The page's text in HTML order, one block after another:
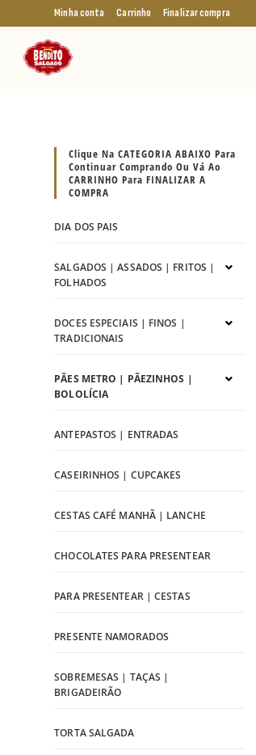
Minha conta Carrinho Finalizar compra
Clique Na CATEGORIA ABAIXO Para
Continuar Comprando Ou Vá Ao
CARRINHO Para FINALIZAR A
COMPRA
DIA DOS PAIS
SALGADOS | ASSADOS | FRITOS |
FOLHADOS
DOCES ESPECIAIS | FINOS |
TRADICIONAIS
PÃES METRO | PÃEZINHOS |
BOLOLÍCIA
ANTEPASTOS | ENTRADAS
CASEIRINHOS | CUPCAKES
CESTAS CAFÉ MANHÃ | LANCHE
CHOCOLATES PARA PRESENTEAR
PARA PRESENTEAR | CESTAS
PRESENTE NAMORADOS
SOBREMESAS | TAÇAS |
BRIGADEIRÃO
TORTA SALGADA